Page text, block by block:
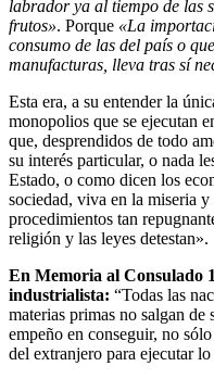
labrador ya al tiempo de las
frutos». Porque «La
consumo de las del país o
manufacturas, lleva tras sí
Esta era, a su entender la
monopolios que se ejecutan
que, desprendidos de todo
su interés particular, o nada
Estado, o como dicen los
sociedad, viva en la miseria y
procedimientos tan
religión y las leyes detestan».
En Memoria al Consulado
industrialista: “Todas las
materias primas no salgan de
empeño en conseguir, no
del extranjero para ejecutar